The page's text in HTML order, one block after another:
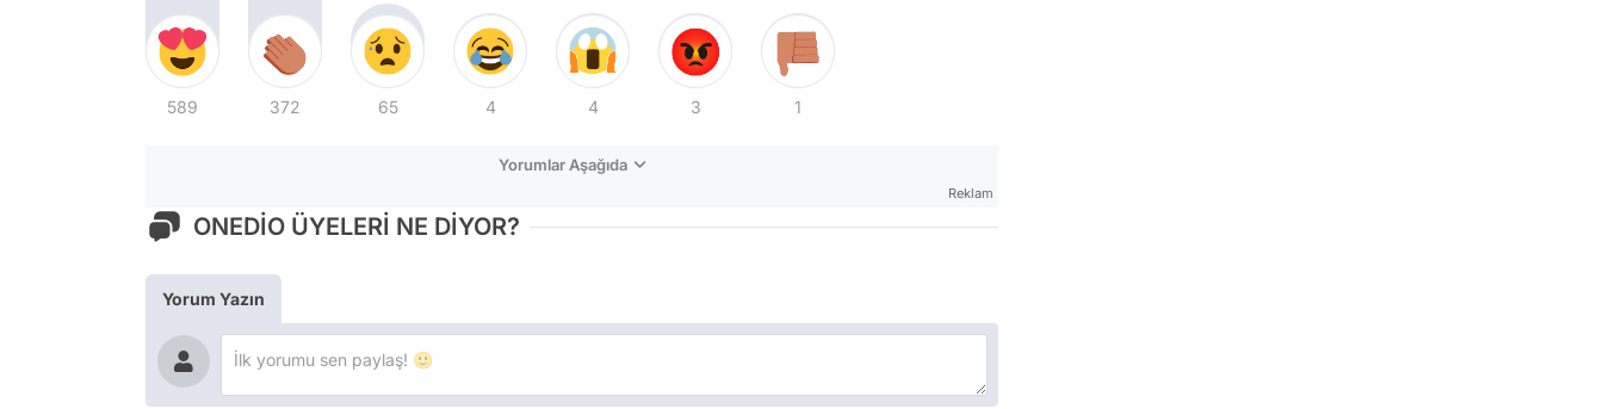
589 372 65 4 4 3 1
Yorumlar Aşağıda
Reklam
ONEDİO ÜYELERİ NE DİYOR?
Yorum Yazın